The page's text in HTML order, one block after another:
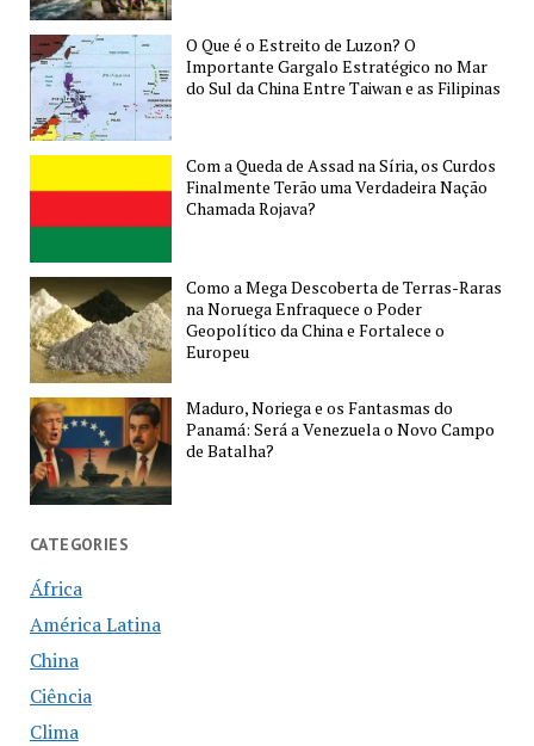
O Que é o Estreito de Luzon? O
Importante Gargalo Estratégico no Mar
do Sul da China Entre Taiwan e as Filipinas
Com a Queda de Assad na Síria, os Curdos
Finalmente Terão uma Verdadeira Nação
Chamada Rojava?
Como a Mega Descoberta de Terras-Raras
na Noruega Enfraquece o Poder
Geopolítico da China e Fortalece o
Europeu
Maduro, Noriega e os Fantasmas do
Panamá: Será a Venezuela o Novo Campo
de Batalha?
CATEGORIES
África
América Latina
China
Ciência
Clima